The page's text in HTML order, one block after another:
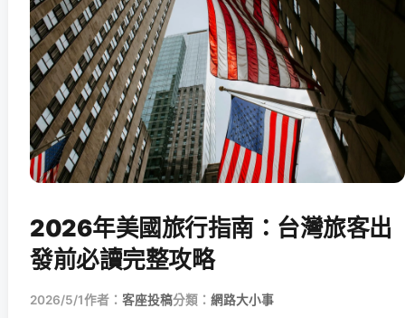
2026年美國旅行指南：台灣旅客出
發前必讀完整攻略
2026/5/1作者： 客座投稿分類： 網路大小事